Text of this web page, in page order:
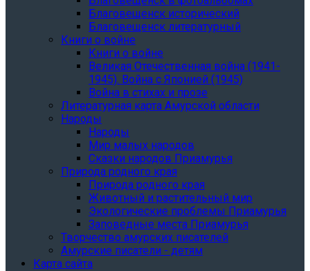
Благовещенск исторический
Благовещенск литературный
Книги о войне
Книги о войне
Великая Отечественная война (1941-
1945). Война с Японией (1945)
Война в стихах и прозе
Литературная карта Амурской области
Народы
Народы
Мир малых народов
Сказки народов Приамурья
Природа родного края
Природа родного края
Животный и растительный мир
Экологические проблемы Приамурья
Заповедные места Приамурья
Творчество амурских писателей
Амурские писатели - детям
Карта сайта